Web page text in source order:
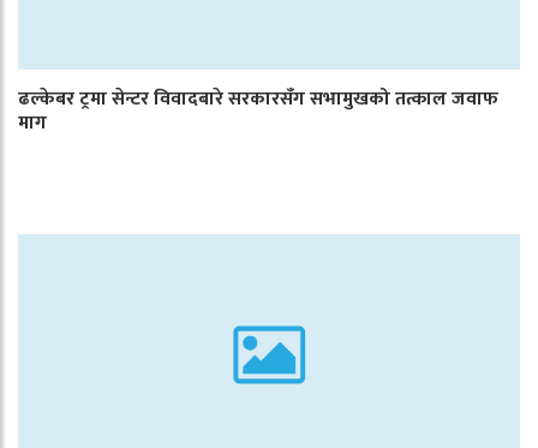
ढल्केबर ट्रमा सेन्टर विवादबारे सरकारसँग सभामुखको तत्काल जवाफ
माग